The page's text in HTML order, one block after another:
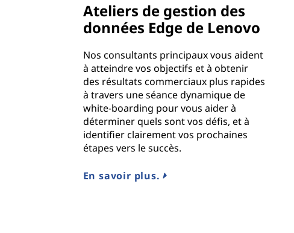
Ateliers de gestion des
données Edge de Lenovo
Nos consultants principaux vous aident
à atteindre vos objectifs et à obtenir
des résultats commerciaux plus rapides
à travers une séance dynamique de
white-boarding pour vous aider à
déterminer quels sont vos défis, et à
identifier clairement vos prochaines
étapes vers le succès.
En savoir plus.